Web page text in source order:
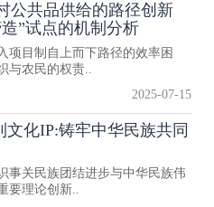
公共品供给的路径创新
”试点的机制分析
项目制自上而下路径的效率困
与农民的权责..
2025-07-15
化IP:铸牢中华民族共同
事关民族团结进步与中华民族伟
要理论创新..